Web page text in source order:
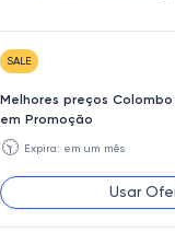
SALE
Melhores preços
em Promoção
🕥 Expira: em um mês
Usar